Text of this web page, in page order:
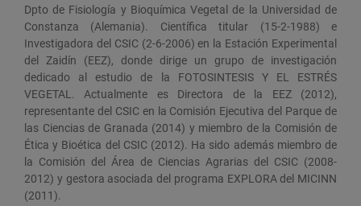
Dpto de Fisiología y Bioquímica Vegetal de la Universidad de
Constanza (Alemania). Científica titular (15-2-1988) e
Investigadora del CSIC (2-6-2006) en la Estación Experimental
del Zaidín (EEZ), donde dirige un grupo de investigación
dedicado al estudio de la FOTOSINTESIS Y EL ESTRÉS
VEGETAL. Actualmente es Directora de la EEZ (2012),
representante del CSIC en la Comisión Ejecutiva del Parque de
las Ciencias de Granada (2014) y miembro de la Comisión de
Ética y Bioética del CSIC (2012). Ha sido además miembro de
la Comisión del Área de Ciencias Agrarias del CSIC (2008-
2012) y gestora asociada del programa EXPLORA del MICINN
(2011).